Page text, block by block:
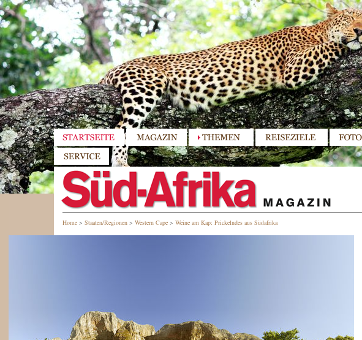
Home > Staaten/Regionen > Western Cape > Weine am Kap: Prickelndes aus Südafrika